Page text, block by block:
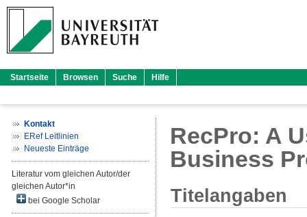
Startseite Browsen Suche Hilfe
Kontakt
ERef Leitlinien
Neueste Einträge
Literatur vom gleichen Autor/der
gleichen Autor*in
bei Google Scholar
RecPro: A
Business
Titelangaben